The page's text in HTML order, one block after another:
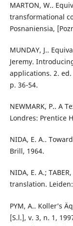
MARTON, W..
transformational
Posnaniensia,
MUNDAY, J..
Jeremy.
applications. 2.
p. 36-54.
NEWMARK, P.. A
Londres: Prentice
NIDA, E. A..
Brill, 1964.
NIDA, E. A.;
translation.
PYM, A.. Koller’s
[S.l.], v. 3, n. 1,